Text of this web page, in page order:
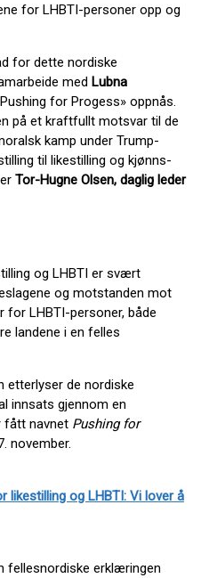
for LHBTI-personer opp og
for dette nordiske
med Lubna
for Progess» oppnås.
på et kraftfullt motsvar til de
kamp under Trump-
til likestilling og kjønns-
Tor-Hugne Olsen, daglig leder
og LHBTI er svært
og motstanden mot
for LHBTI-personer, både
landene i en felles
etterlyser de nordiske
innsats gjennom en
fått navnet Pushing for
november.
likestilling og LHBTI: Vi lover å
fellesnordiske erklæringen